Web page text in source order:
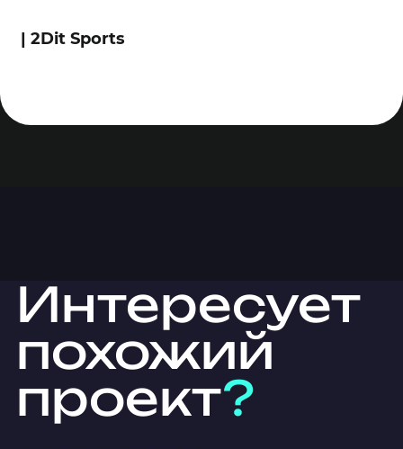
| 2Dit Sports
Интересует
похожий
проект?